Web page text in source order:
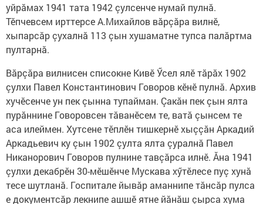
уйрăмах 1941 тата 1942 çулсенче нумай пулнă.
Тӗпчевсем ирттерсе А.Михайлов вăрçăра вилнӗ,
хыпарсăр çухалнă 113 çын хушаматне тупса палăртма
пултарнă.
Вăрçăра вилнисен списокне Кивӗ Ӳсел ялӗ тăрăх 1902
çулхи Павел Константинович Говоров кӗнӗ пулнă. Архив
хучӗсенче ун пек çынна тупайман. Çакăн пек çын ялта
пурăннине Говоровсен тăванӗсем те, ватă çынсем те
аса илеймен. Хутсене тӗплӗн тишкернӗ хыççăн Аркадий
Аркадьевич ку çын 1902 çулта ялта çуралнă Павел
Никанорович Говоров пулнине тавçăрса илнӗ. Ăна 1941
çулхи декабрӗн 30-мӗшӗнче Мускава хӳтӗлесе пуç хунă
тесе шутланă. Госпитале йывăр аманнипе тăнсăр пулса
е документсăр лекнипе ашшӗ ятне йăнăш çырса хума